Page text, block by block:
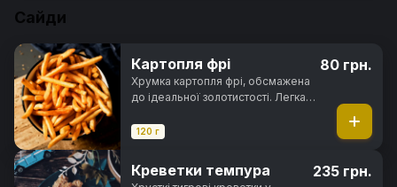
Сайди
Картопля фрі
Хрумка картопля фрі, обсмажена
до ідеальної золотистості. Легка,
120 г
80 грн.
Креветки темпура 235 грн.